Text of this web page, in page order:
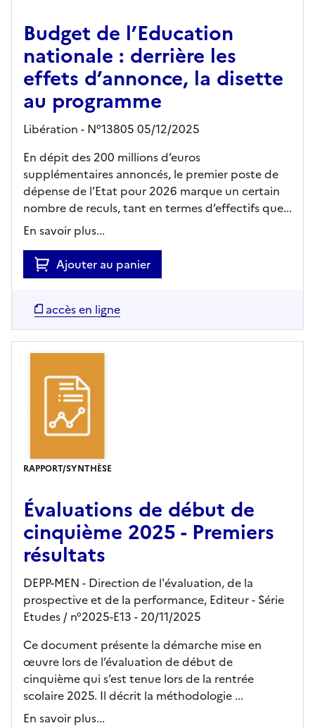
Budget de l’Education
nationale : derrière les
effets d’annonce, la disette
au programme
Libération - N°13805 05/12/2025
En dépit des 200 millions d’euros
supplémentaires annoncés, le premier poste de
dépense de l’Etat pour 2026 marque un certain
nombre de reculs, tant en termes d’effectifs que...
En savoir plus...
Ajouter au panier
accès en ligne
RAPPORT/SYNTHÈSE
Évaluations de début de
cinquième 2025 - Premiers
résultats
DEPP-MEN - Direction de l'évaluation, de la
prospective et de la performance, Editeur- Série
Etudes / n°2025-E13 - 20/11/2025
Ce document présente la démarche mise en
œuvre lors de l’évaluation de début de
cinquième qui s’est tenue lors de la rentrée
scolaire 2025. Il décrit la méthodologie ...
En savoir plus...